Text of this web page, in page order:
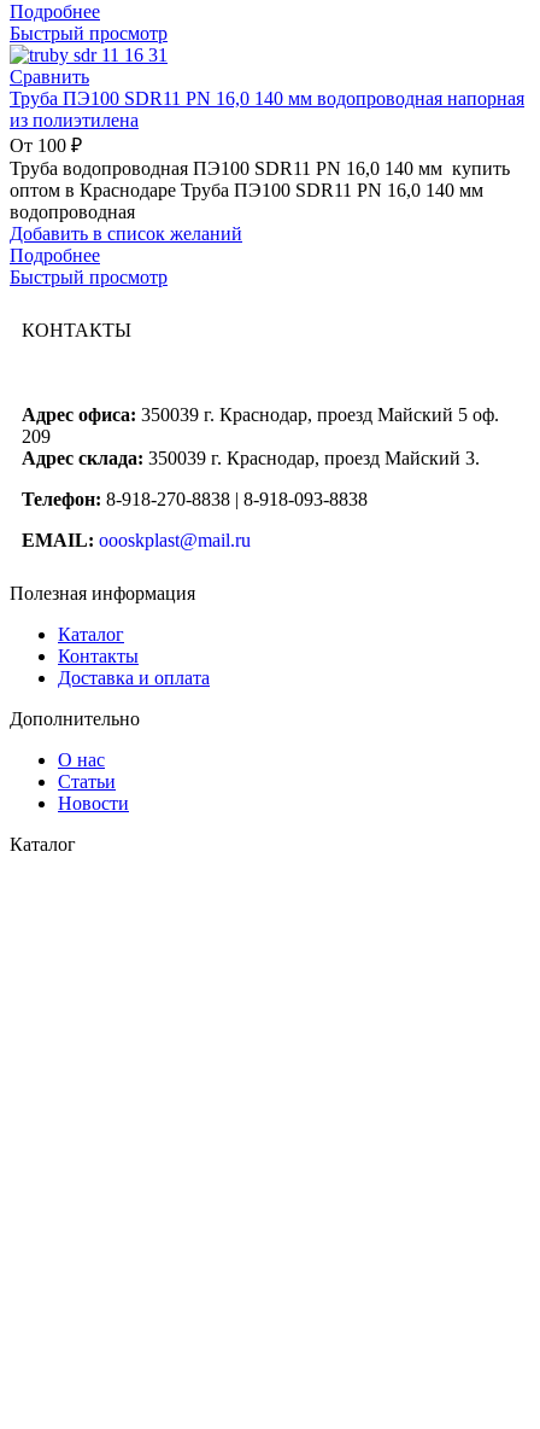
Подробнее
Быстрый просмотр
Сравнить
Труба ПЭ100 SDR11 PN 16,0 140 мм водопроводная напорная
из полиэтилена
От 100 ₽
Труба водопроводная ПЭ100 SDR11 PN 16,0 140 мм купить
оптом в Краснодаре Труба ПЭ100 SDR11 PN 16,0 140 мм
водопроводная
Добавить в список желаний
Подробнее
Быстрый просмотр
КОНТАКТЫ
Адрес офиса: 350039 г. Краснодар, проезд Майский 5 оф.
209
Адрес склада: 350039 г. Краснодар, проезд Майский 3.
Телефон: 8-918-270-8838 | 8-918-093-8838
EMAIL: oooskplast@mail.ru
Полезная информация
Каталог
Контакты
Доставка и оплата
Дополнительно
О нас
Статьи
Новости
Каталог